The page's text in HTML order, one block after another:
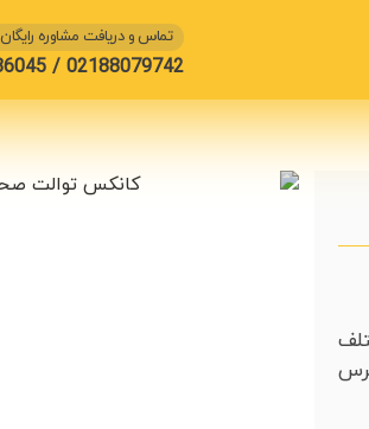
تماس و دریافت مشاوره رایگان
02188079742 / 02156586045